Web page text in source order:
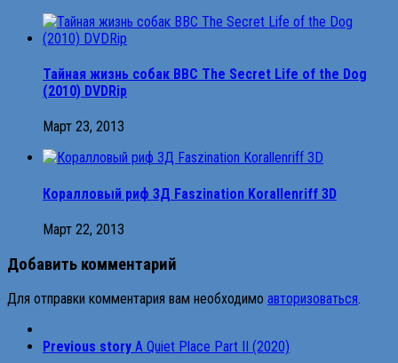
Тайная жизнь собак BBC The Secret Life of the Dog
(2010) DVDRip
Март 23, 2013
Коралловый риф 3Д Faszination Korallenriff 3D
Март 22, 2013
Добавить комментарий
Для отправки комментария вам необходимо авторизоваться.
Previous story A Quiet Place Part II (2020)